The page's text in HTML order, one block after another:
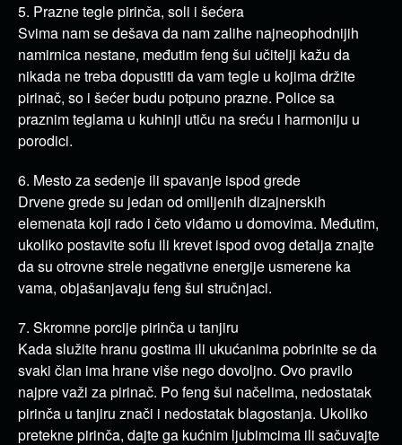
5. Prazne tegle pirinča, soli i šećera
Svima nam se dešava da nam zalihe najneophodnijih
namirnica nestane, međutim feng šui učitelji kažu da
nikada ne treba dopustiti da vam tegle u kojima držite
pirinač, so i šećer budu potpuno prazne. Police sa
praznim teglama u kuhinji utiču na sreću i harmoniju u
porodici.
6. Mesto za sedenje ili spavanje ispod grede
Drvene grede su jedan od omiljenih dizajnerskih
elemenata koji rado i četo viđamo u domovima. Međutim,
ukoliko postavite sofu ili krevet ispod ovog detalja znajte
da su otrovne strele negativne energije usmerene ka
vama, objašanjavaju feng šui stručnjaci.
7. Skromne porcije pirinča u tanjiru
Kada služite hranu gostima ili ukućanima pobrinite se da
svaki član ima hrane više nego dovoljno. Ovo pravilo
najpre važi za pirinač. Po feng šui načelima, nedostatak
pirinča u tanjiru znači i nedostatak blagostanja. Ukoliko
pretekne pirinča, dajte ga kućnim ljubimcima ili sačuvajte